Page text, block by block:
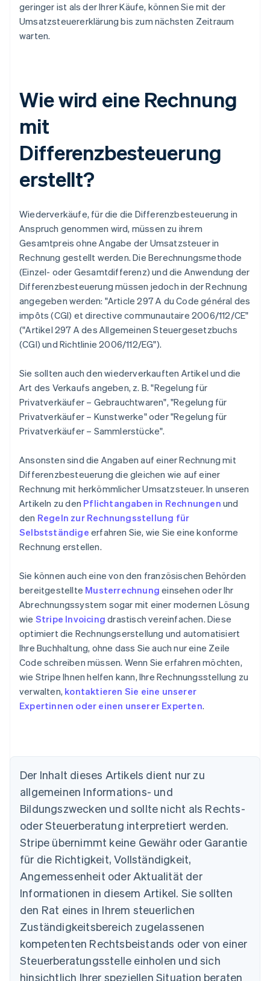
geringer ist als der Ihrer Käufe, können Sie mit der
Umsatzsteuererklärung bis zum nächsten Zeitraum
warten.
Wie wird eine Rechnung
mit
Differenzbesteuerung
erstellt?
Wiederverkäufe, für die die Differenzbesteuerung in
Anspruch genommen wird, müssen zu ihrem
Gesamtpreis ohne Angabe der Umsatzsteuer in
Rechnung gestellt werden. Die Berechnungsmethode
(Einzel- oder Gesamtdifferenz) und die Anwendung der
Differenzbesteuerung müssen jedoch in der Rechnung
angegeben werden: "Article 297 A du Code général des
impôts (CGI) et directive communautaire 2006/112/CE"
("Artikel 297 A des Allgemeinen Steuergesetzbuchs
(CGI) und Richtlinie 2006/112/EG").
Sie sollten auch den wiederverkauften Artikel und die
Art des Verkaufs angeben, z. B. "Regelung für
Privatverkäufer – Gebrauchtwaren", "Regelung für
Privatverkäufer – Kunstwerke" oder "Regelung für
Privatverkäufer – Sammlerstücke".
Ansonsten sind die Angaben auf einer Rechnung mit
Differenzbesteuerung die gleichen wie auf einer
Rechnung mit herkömmlicher Umsatzsteuer. In unseren
Artikeln zu den Pflichtangaben in Rechnungen und
den Regeln zur Rechnungsstellung für
Selbstständige erfahren Sie, wie Sie eine konforme
Rechnung erstellen.
Sie können auch eine von den französischen Behörden
bereitgestellte Musterrechnung einsehen oder Ihr
Abrechnungssystem sogar mit einer modernen Lösung
wie Stripe Invoicing drastisch vereinfachen. Diese
optimiert die Rechnungserstellung und automatisiert
Ihre Buchhaltung, ohne dass Sie auch nur eine Zeile
Code schreiben müssen. Wenn Sie erfahren möchten,
wie Stripe Ihnen helfen kann, Ihre Rechnungsstellung zu
verwalten, kontaktieren Sie eine unserer
Expertinnen oder einen unserer Experten.
Der Inhalt dieses Artikels dient nur zu
allgemeinen Informations- und
Bildungszwecken und sollte nicht als Rechts-
oder Steuerberatung interpretiert werden.
Stripe übernimmt keine Gewähr oder Garantie
für die Richtigkeit, Vollständigkeit,
Angemessenheit oder Aktualität der
Informationen in diesem Artikel. Sie sollten
den Rat eines in Ihrem steuerlichen
Zuständigkeitsbereich zugelassenen
kompetenten Rechtsbeistands oder von einer
Steuerberatungsstelle einholen und sich
hinsichtlich Ihrer speziellen Situation beraten
Australien
English
Belgien
NederlandsFrançais DeutschEnglish
Brasilien
Bulgarien
English
Dänemark
English
Deutschland
DeutschEnglish